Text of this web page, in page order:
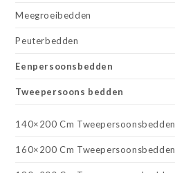
Meegroeibedden
Peuterbedden
Eenpersoonsbedden
Tweepersoons bedden
140×200 Cm Tweepersoonsbedden
160×200 Cm Tweepersoonsbedden